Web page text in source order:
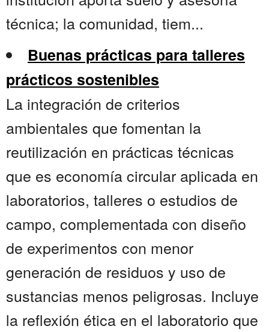
técnica; la comunidad, tiem...
Buenas prácticas para talleres
prácticos sostenibles
La integración de criterios
ambientales que fomentan la
reutilización en prácticas técnicas
que es economía circular aplicada en
laboratorios, talleres o estudios de
campo, complementada con diseño
de experimentos con menor
generación de residuos y uso de
sustancias menos peligrosas. Incluye
la reflexión ética en el laboratorio que